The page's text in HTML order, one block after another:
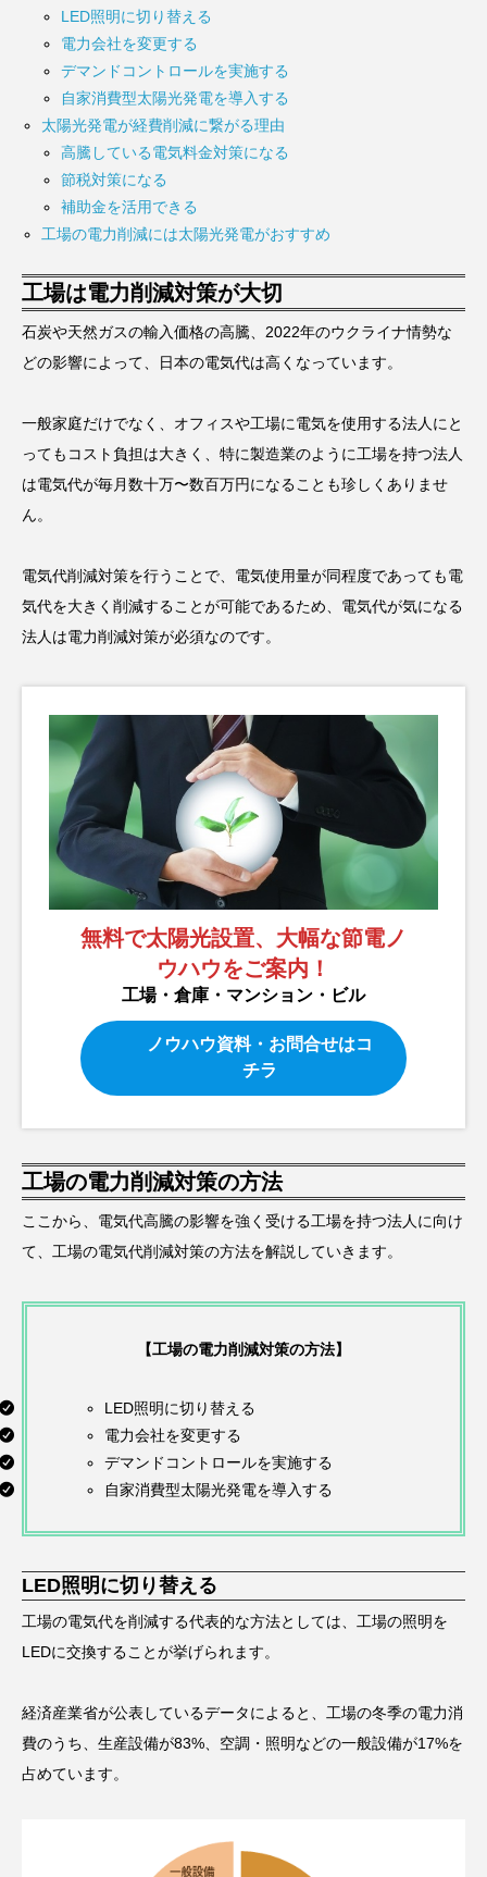
LED照明に切り替える
電力会社を変更する
デマンドコントロールを実施する
自家消費型太陽光発電を導入する
太陽光発電が経費削減に繋がる理由
高騰している電気料金対策になる
節税対策になる
補助金を活用できる
工場の電力削減には太陽光発電がおすすめ
工場は電力削減対策が大切
石炭や天然ガスの輸入価格の高騰、2022年のウクライナ情勢な
どの影響によって、日本の電気代は高くなっています。
一般家庭だけでなく、オフィスや工場に電気を使用する法人にと
ってもコスト負担は大きく、特に製造業のように工場を持つ法人
は電気代が毎月数十万〜数百万円になることも珍しくありませ
ん。
電気代削減対策を行うことで、電気使用量が同程度であっても電
気代を大きく削減することが可能であるため、電気代が気になる
法人は電力削減対策が必須なのです。
無料で太陽光設置、大幅な節電ノ
ウハウをご案内！
工場・倉庫・マンション・ビル
ノウハウ資料・お問合せはコ
チラ
工場の電力削減対策の方法
ここから、電気代高騰の影響を強く受ける工場を持つ法人に向け
て、工場の電気代削減対策の方法を解説していきます。
【工場の電力削減対策の方法】
LED照明に切り替える
電力会社を変更する
デマンドコントロールを実施する
自家消費型太陽光発電を導入する
LED照明に切り替える
工場の電気代を削減する代表的な方法としては、工場の照明を
LEDに交換することが挙げられます。
経済産業省が公表しているデータによると、工場の冬季の電力消
費のうち、生産設備が83%、空調・照明などの一般設備が17%を
占めています。